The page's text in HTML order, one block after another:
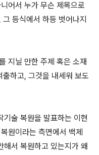
어서 누가 무슨 제목으로
등식에서 하등 벗어나지
지닐 만한 주제 혹은 소재
하고, 그것을 내세워 보도
기술 복원을 발표하는 이현
원이라는 측면에서 백제
해서 복원하고 있는지가 왜